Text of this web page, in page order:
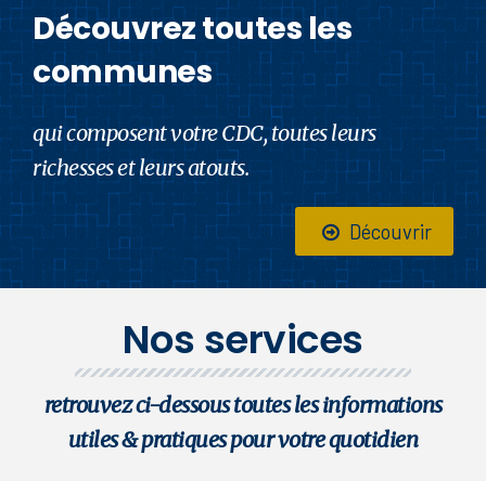
Découvrez toutes les
communes
qui composent votre CDC, toutes leurs
richesses et leurs atouts.
Découvrir
Nos services
retrouvez ci-dessous toutes les informations
utiles & pratiques pour votre quotidien